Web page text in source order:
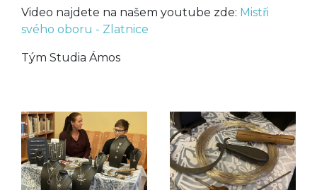
Video najdete na našem youtube zde: Mistři
svého oboru - Zlatnice
Tým Studia Ámos